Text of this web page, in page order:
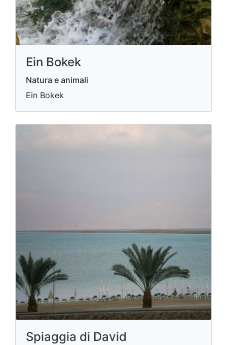
Ein Bokek
Natura e animali
Ein Bokek
Spiaggia di David